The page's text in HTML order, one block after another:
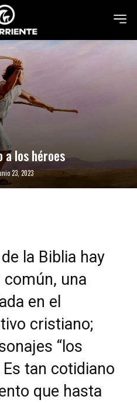
a los héroes
23, 2023
la Biblia hay
una
en el
cristiano;
“los
Es tan cotidiano
que hasta